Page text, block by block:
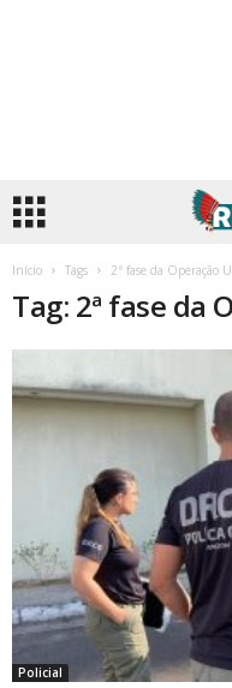
Início Tags 2ª fase da Operação
Tag: 2ª fase da
Policial